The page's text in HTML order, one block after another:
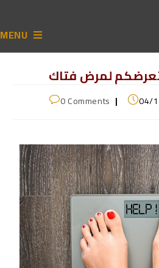
MENU
تعرضكم لمرض فتاك
04/
0 Comments